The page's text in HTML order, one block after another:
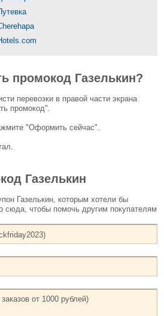
промокод Газелькин?
перевозки в правой части экрана
промокод".
"Оформить сейчас".
Газелькин
Газелькин, которым хотели бы
сюда, чтобы помочь другим покупателям